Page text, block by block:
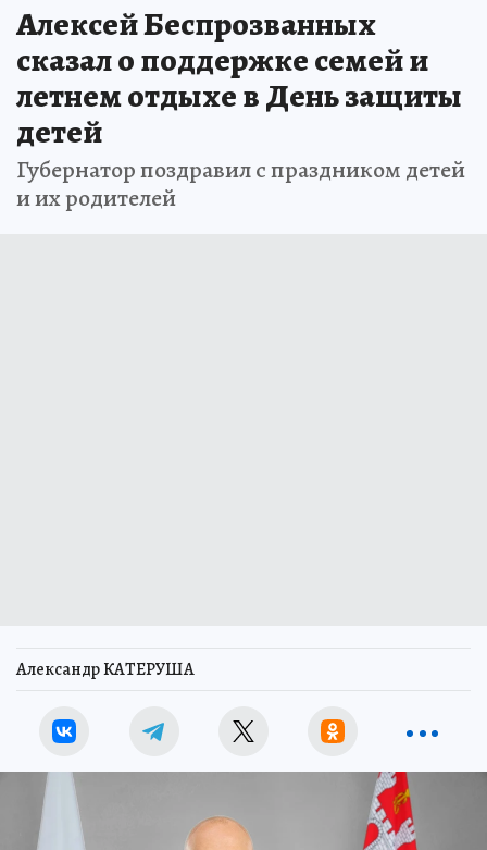
Алексей Беспрозванных
сказал о поддержке семей и
летнем отдыхе в День защиты
детей
Губернатор поздравил с праздником детей
и их родителей
Александр КАТЕРУША